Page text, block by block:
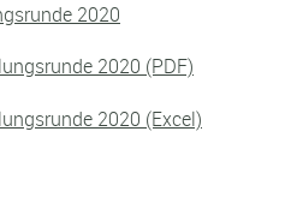
2020
2020 (PDF)
2020 (Excel)